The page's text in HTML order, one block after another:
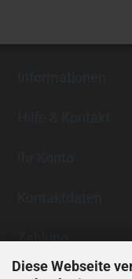
Diese Webseite
Zahlung